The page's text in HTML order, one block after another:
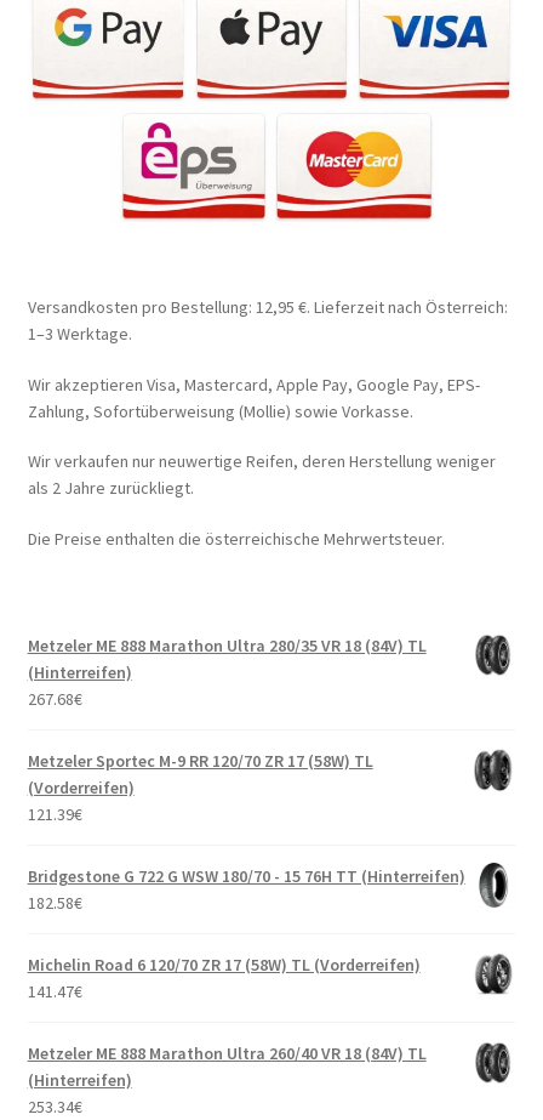
Versandkosten pro Bestellung: 12,95 €. Lieferzeit nach Österreich:
1–3 Werktage.
Wir akzeptieren Visa, Mastercard, Apple Pay, Google Pay, EPS-
Zahlung, Sofortüberweisung (Mollie) sowie Vorkasse.
Wir verkaufen nur neuwertige Reifen, deren Herstellung weniger
als 2 Jahre zurückliegt.
Die Preise enthalten die österreichische Mehrwertsteuer.
Metzeler ME 888 Marathon Ultra 280/35 VR 18 (84V) TL
(Hinterreifen)
267.68€
Metzeler Sportec M-9 RR 120/70 ZR 17 (58W) TL
(Vorderreifen)
121.39€
Bridgestone G 722 G WSW 180/70 - 15 76H TT (Hinterreifen)
182.58€
Michelin Road 6 120/70 ZR 17 (58W) TL (Vorderreifen)
141.47€
Metzeler ME 888 Marathon Ultra 260/40 VR 18 (84V) TL
(Hinterreifen)
253.34€